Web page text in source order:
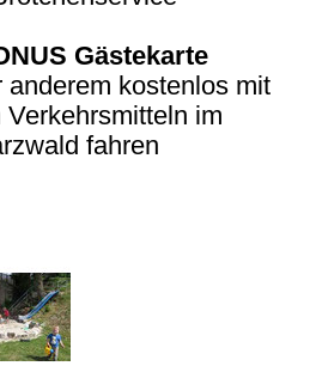
Gästekarte
anderem kostenlos mit
im
fahren